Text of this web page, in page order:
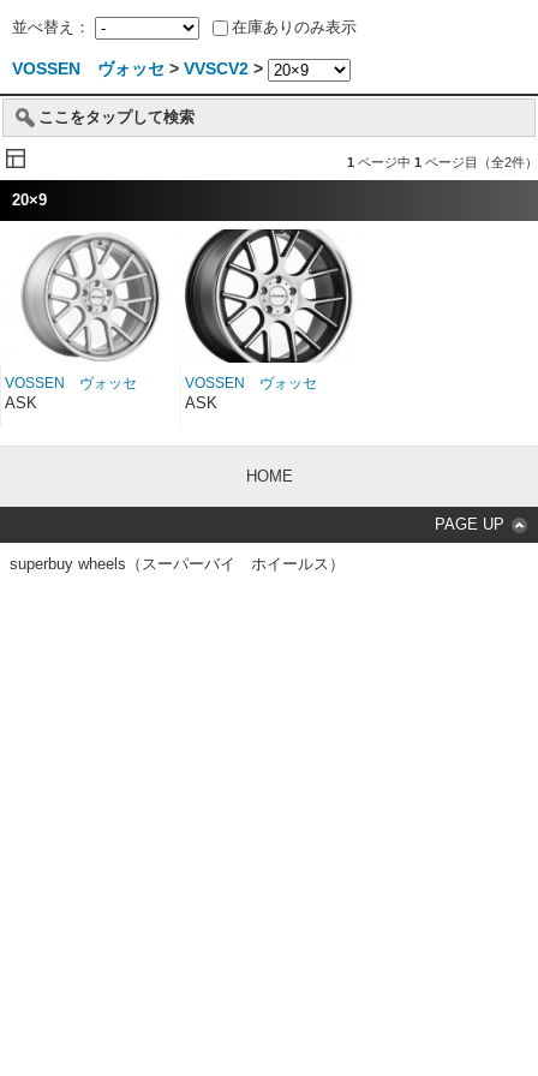
並べ替え： 在庫ありのみ表示
VOSSEN ヴォッセ > VVSCV2 >
ここをタップして検索
1 ページ中 1 ページ目（全2件）
20×9
VOSSEN ヴォッセ
VVSCV2 マットシルバ
ASK
VOSSEN ヴォッセ
VVSCV2 マットブラッ
ASK
HOME
PAGE UP
superbuy wheels（スーパーバイ ホイールス）